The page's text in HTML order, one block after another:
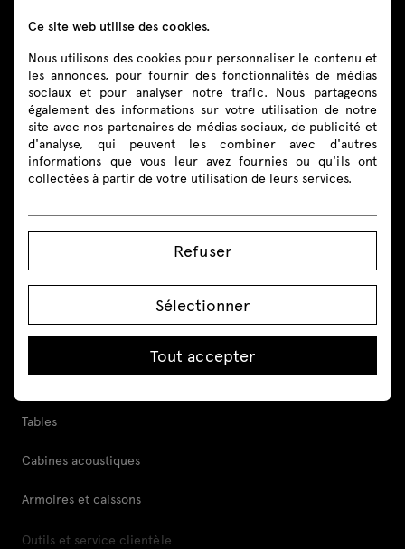
boutique@mdd.eu
Suivez-nous
Produits
Tout
Sièges
Tables
Cabines acoustiques
Armoires et caissons
Outils et service clientèle
Ce site web utilise des cookies.
Nous utilisons des cookies pour personnaliser le contenu et
les annonces, pour fournir des fonctionnalités de médias
sociaux et pour analyser notre trafic. Nous partageons
également des informations sur votre utilisation de notre
site avec nos partenaires de médias sociaux, de publicité et
d'analyse, qui peuvent les combiner avec d'autres
informations que vous leur avez fournies ou qu'ils ont
collectées à partir de votre utilisation de leurs services.
Refuser
Sélectionner
Tout accepter